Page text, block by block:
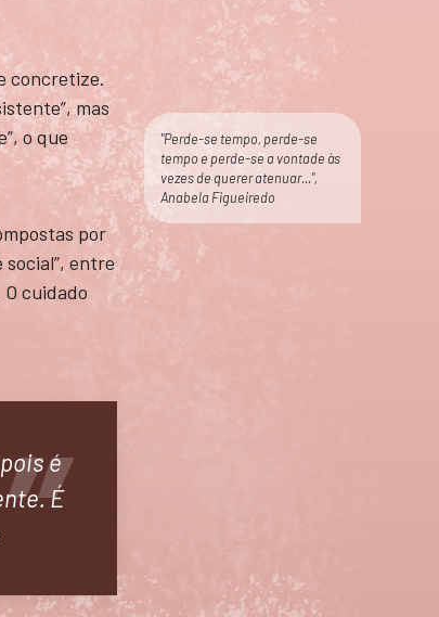
concretize.
mas
o que
"Perde-se tempo, perde-se
tempo e perde-se a vontade às
vezes de querer atenuar...",
Anabela Figueiredo
por
entre
cuidado
é
É